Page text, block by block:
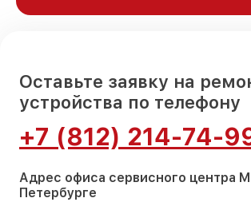
Оставьте заявку на
устройства по телефону
+7 (812) 214-74-
Адрес офиса сервисного центра
Петербурге